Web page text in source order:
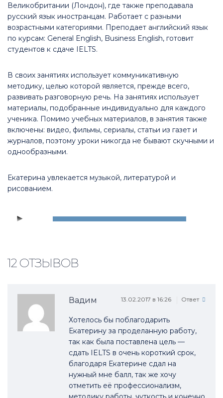
Великобритании (Лондон), где также преподавала
русский язык иностранцам. Работает с разными
возрастными категориями. Преподает английский язык
по курсам: General English, Business English, готовит
студентов к сдаче IELTS.
В своих занятиях использует коммуникативную
методику, целью которой является, прежде всего,
развивать разговорную речь. На занятиях использует
материалы, подобранные индивидуально для каждого
ученика. Помимо учебных материалов, в занятия также
включены: видео, фильмы, сериалы, статьи из газет и
журналов, поэтому уроки никогда не бывают скучными и
однообразными.
Екатерина увлекается музыкой, литературой и
рисованием.
Аудиоплеер
12 ОТЗЫВОВ
Вадим 13.02.2017 в 16:26 Ответ
Хотелось бы поблагодарить
Екатерину за проделанную работу,
так как была поставлена цель —
сдать IELTS в очень короткий срок,
благодаря Екатерине сдал на
нужный мне балл, так же хочу
отметить её профессионализм,